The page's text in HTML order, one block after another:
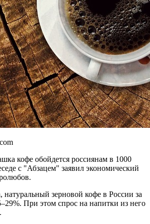
кофе обойдется россиянам в 1000
с "Абзацем" заявил экономический
зерновой кофе в России за
При этом спрос на напитки из него